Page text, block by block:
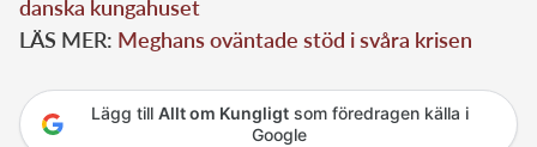
danska kungahuset
LÄS MER: Meghans oväntade stöd i svåra krisen
Lägg till Allt om Kungligtsom föredragen källa i
Google